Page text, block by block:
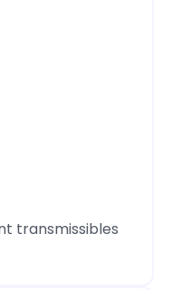
transmissibles